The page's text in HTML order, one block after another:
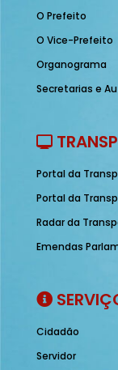
O Prefeito
O Vice-Prefeito
Organograma
Secretarias e
Portal da
Portal da
Radar da
Emendas
Cidadão
Servidor